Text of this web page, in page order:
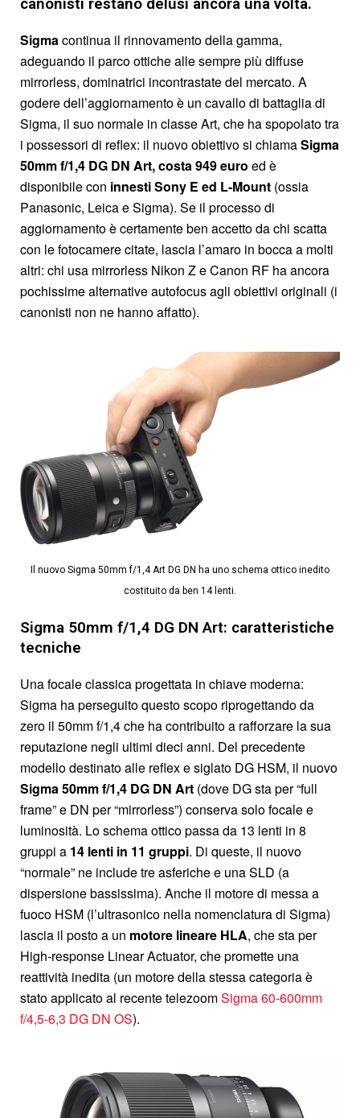
Sigmacontinua il rinnovamento della gamma,
adeguando il parco ottiche alle sempre più diffuse
mirrorless, dominatrici incontrastate del mercato. A
godere dell’aggiornamento è un cavallo di battaglia di
Sigma, il suo normale in classe Art, che ha spopolato tra
i possessori di reflex: il nuovo obiettivo si chiamaSigma
50mm f/1,4 DG DN Art, costa 949 euro ed è
disponibile con innesti Sony E ed L-Mount (ossia
Panasonic, Leica e Sigma). Se il processo di
aggiornamento è certamente ben accetto da chi scatta
con le fotocamere citate, lascia l’amaro in bocca a molti
altri: chi usa mirrorless Nikon Z e Canon RF ha ancora
pochissime alternative autofocus agli obiettivi originali (i
canonisti non ne hanno affatto).
Il nuovo Sigma 50mm f/1,4 Art DG DN ha uno schema ottico inedito
costituito da ben 14 lenti.
Sigma 50mm f/1,4 DG DN Art: caratteristiche
tecniche
Una focale classica progettata in chiave moderna:
Sigma ha perseguito questo scopo riprogettando da
zero il 50mm f/1,4 che ha contribuito a rafforzare la sua
reputazione negli ultimi dieci anni. Del precedente
modello destinato alle reflex e siglato DG HSM, il nuovo
Sigma 50mm f/1,4 DG DN Art (dove DG sta per “full
frame” e DN per “mirrorless”) conserva solo focale e
luminosità. Lo schema ottico passa da 13 lenti in 8
gruppi a 14 lenti in 11 gruppi. Di queste, il nuovo
“normale” ne include tre asferiche e una SLD (a
dispersione bassissima). Anche il motore di messa a
fuoco HSM (l’ultrasonico nella nomenclatura di Sigma)
lascia il posto a un motore lineare HLA, che sta per
High-response Linear Actuator, che promette una
reattività inedita (un motore della stessa categoria è
stato applicato al recente telezoomSigma 60-600mm
f/4,5-6,3 DG DN OS).